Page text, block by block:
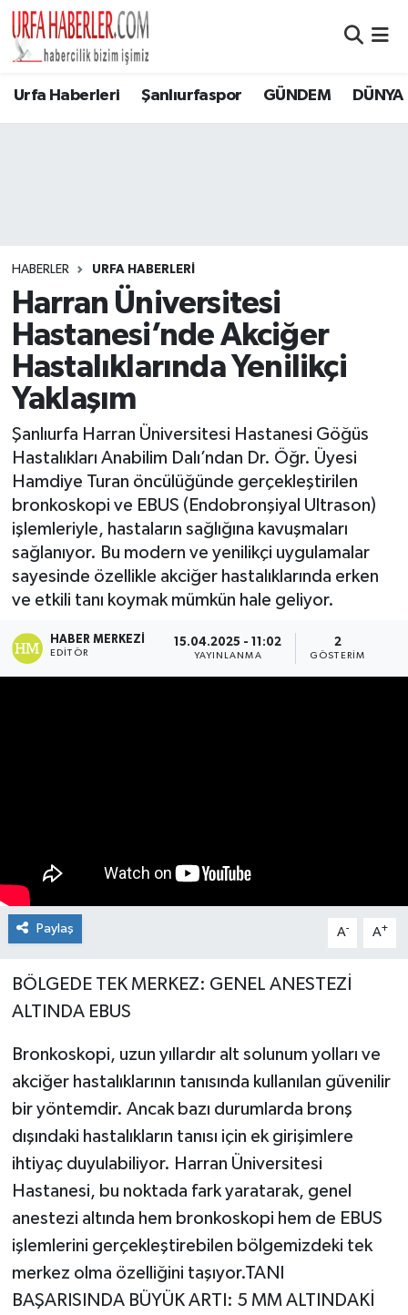
Urfa Haberleri Şanlıurfaspor GÜNDEM DÜNYA
HABERLER URFA HABERLERİ
Harran Üniversitesi
Hastanesi’nde Akciğer
Hastalıklarında Yenilikçi
Yaklaşım
Şanlıurfa Harran Üniversitesi Hastanesi Göğüs
Hastalıkları Anabilim Dalı’ndan Dr. Öğr. Üyesi
Hamdiye Turan öncülüğünde gerçekleştirilen
bronkoskopi ve EBUS (Endobronşiyal Ultrason)
işlemleriyle, hastaların sağlığına kavuşmaları
sağlanıyor. Bu modern ve yenilikçi uygulamalar
sayesinde özellikle akciğer hastalıklarında erken
ve etkili tanı koymak mümkün hale geliyor.
HABER MERKEZI
EDITÖR
15.04.2025 - 11:02
YAYINLANMA
2
GÖSTERIM
Paylaş A- A+
BÖLGEDE TEK MERKEZ: GENEL ANESTEZİ
ALTINDA EBUS
Bronkoskopi, uzun yıllardır alt solunum yolları ve
akciğer hastalıklarının tanısında kullanılan güvenilir
bir yöntemdir. Ancak bazı durumlarda bronş
dışındaki hastalıkların tanısı için ek girişimlere
ihtiyaç duyulabiliyor. Harran Üniversitesi
Hastanesi, bu noktada fark yaratarak, genel
anestezi altında hem bronkoskopi hem de EBUS
işlemlerini gerçekleştirebilen bölgemizdeki tek
merkez olma özelliğini taşıyor.TANI
BAŞARISINDA BÜYÜK ARTI: 5 MM ALTINDAKİ
Şanlıurfa Nöbetçi Eczaneler
Tüm Manşetler
Son Dakika Haberleri
Haber Arşivi